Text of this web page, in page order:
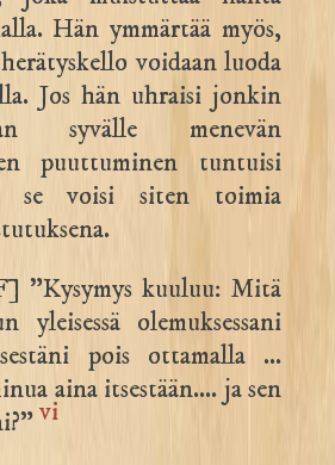
Hän ymmärtää myös,
voidaan luoda
Jos hän uhraisi jonkin
syvälle menevän
puuttuminen tuntuisi
se voisi siten toimia
”Kysymys kuuluu: Mitä
yleisessä olemuksessani
pois ottamalla …
aina itsestään…. ja sen
vi